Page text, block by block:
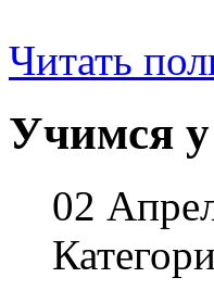
Читать
Учимся
02